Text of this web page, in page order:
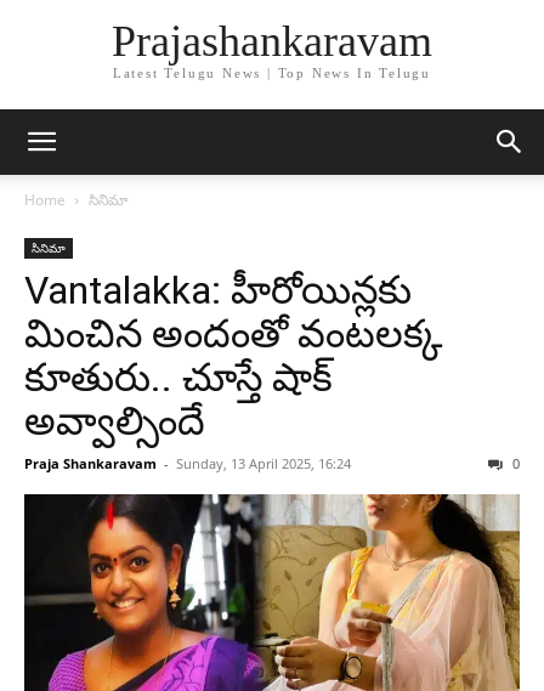
Prajashankaravam
Latest Telugu News | Top News In Telugu
Home సినిమా
సినిమా
Vantalakka: హీరోయిన్లకు
మించిన అందంతో వంటలక్క
కూతురు.. చూస్తే షాక్
అవ్వాల్సిందే
Praja Shankaravam - Sunday, 13 April 2025, 16:24 0